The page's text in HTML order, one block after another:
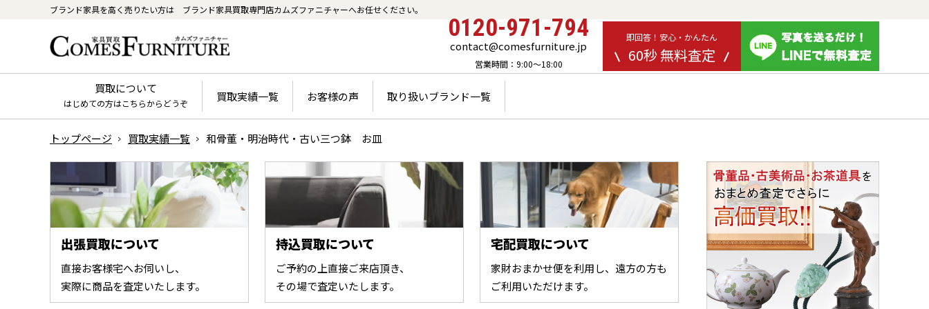
ブランド家具を高く売りたい方は ブランド家具買取専門店カムズファニチャーへお任せください。
0120-971-794
contact@comesfurniture.jp
営業時間：9:00～18:00
即回答！安心・かんたん
60秒 無料査定
買取について
はじめての方はこちらからどうぞ 買取実績一覧 お客様の声 取り扱いブランド一覧
トップページ 買取実績一覧 和骨董・明治時代・古い三つ鉢 お皿
出張買取について
直接お客様宅へお伺いし、
実際に商品を査定いたします。
持込買取について
ご予約の上直接ご来店頂き、
その場で査定いたします。
宅配買取について
家財おまかせ便を利用し、遠方の方も
ご利用いただけます。